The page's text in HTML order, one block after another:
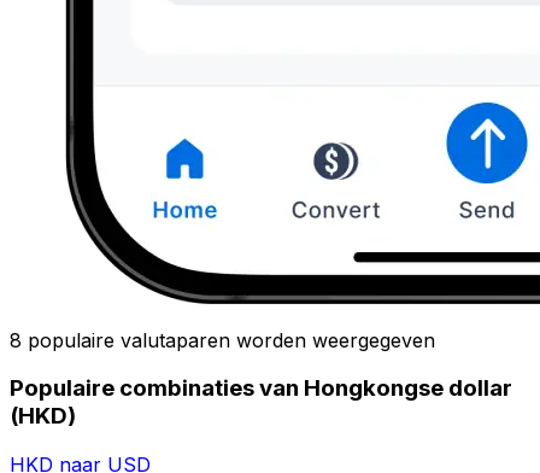
8 populaire valutaparen worden weergegeven
Populaire combinaties van Hongkongse dollar
(HKD)
HKD naar USD